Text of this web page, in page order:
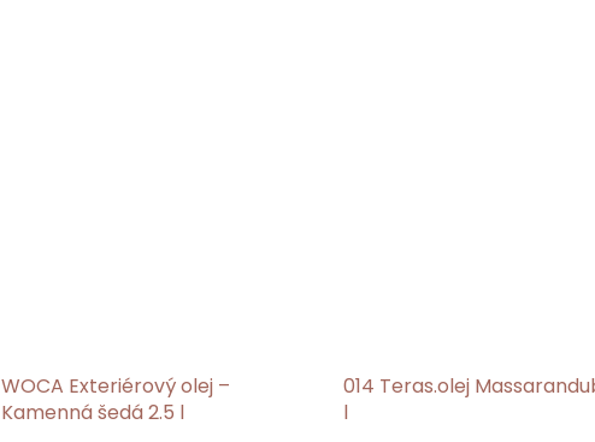
WOCA Exteriérový olej –
Kamenná šedá 2.5 l
014 Teras.olej
l